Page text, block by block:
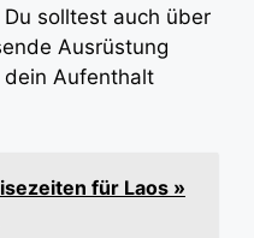
solltest auch über
Ausrüstung
dein Aufenthalt
für Laos »